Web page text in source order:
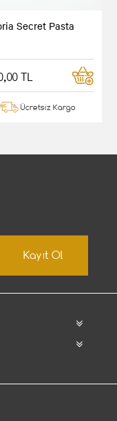
Secret Pasta
TL
Ücretsiz Kargo
Kayıt Ol